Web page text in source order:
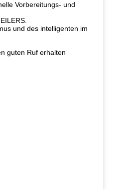
Vorbereitungs- und
und des intelligenten im
guten Ruf erhalten